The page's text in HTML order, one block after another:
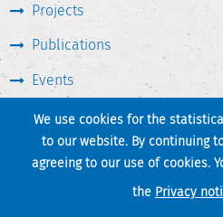
We use cookies for the
to our website. By continuing
agreeing to our use of cookies.
the Privacy
Projects
Publications
Events
Press & Service